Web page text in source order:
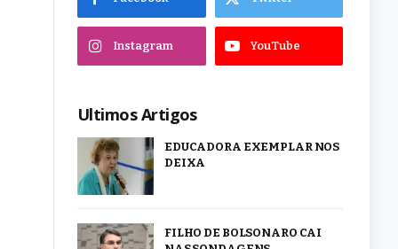
Instagram YouTube
Ultimos Artigos
EDUCADORA EXEMPLAR NOS
DEIXA
FILHO DE BOLSONARO CAI